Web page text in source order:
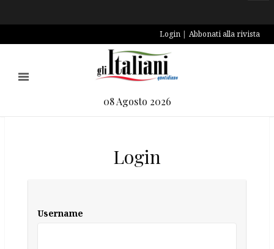
Login Abbonati alla rivista
08 Agosto 2026
Login
Username